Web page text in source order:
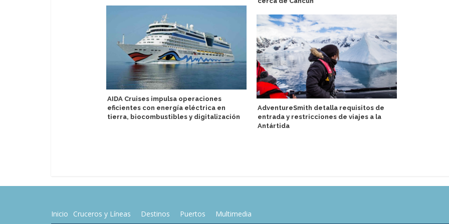
AIDA Cruises impulsa operaciones
eficientes con energía eléctrica en
tierra, biocombustibles y digitalización
AdventureSmith detalla requisitos de
entrada y restricciones de viajes a la
Antártida
Inicio Cruceros y Líneas Destinos Puertos Multimedia